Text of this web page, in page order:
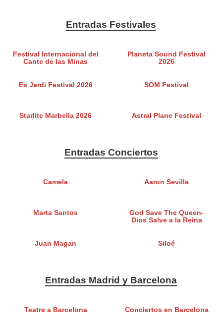
Entradas Festivales
Festival Internacional del
Cante de las Minas
Planeta Sound Festival
2026
Es Jardi Festival 2026 SOM Festival
Starlite Marbella 2026 Astral Plane Festival
Entradas Conciertos
Camela Aaron Sevilla
Marta Santos
God Save The Queen-
Dios Salve a la Reina
Juan Magan Siloé
Entradas Madrid y Barcelona
Teatre a Barcelona Conciertos en Barcelona